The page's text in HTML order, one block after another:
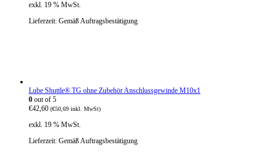
exkl. 19 % MwSt.
Lieferzeit: Gemäß Auftragsbestätigung
Lube Shuttle® TG ohne Zubehör Anschlussgewinde M10x1
0 out of 5
€42,60 (€50,69 inkl. MwSt)
exkl. 19 % MwSt.
Lieferzeit: Gemäß Auftragsbestätigung